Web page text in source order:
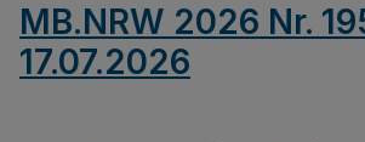
MB.NRW 2026 Nr.
17.07.2026